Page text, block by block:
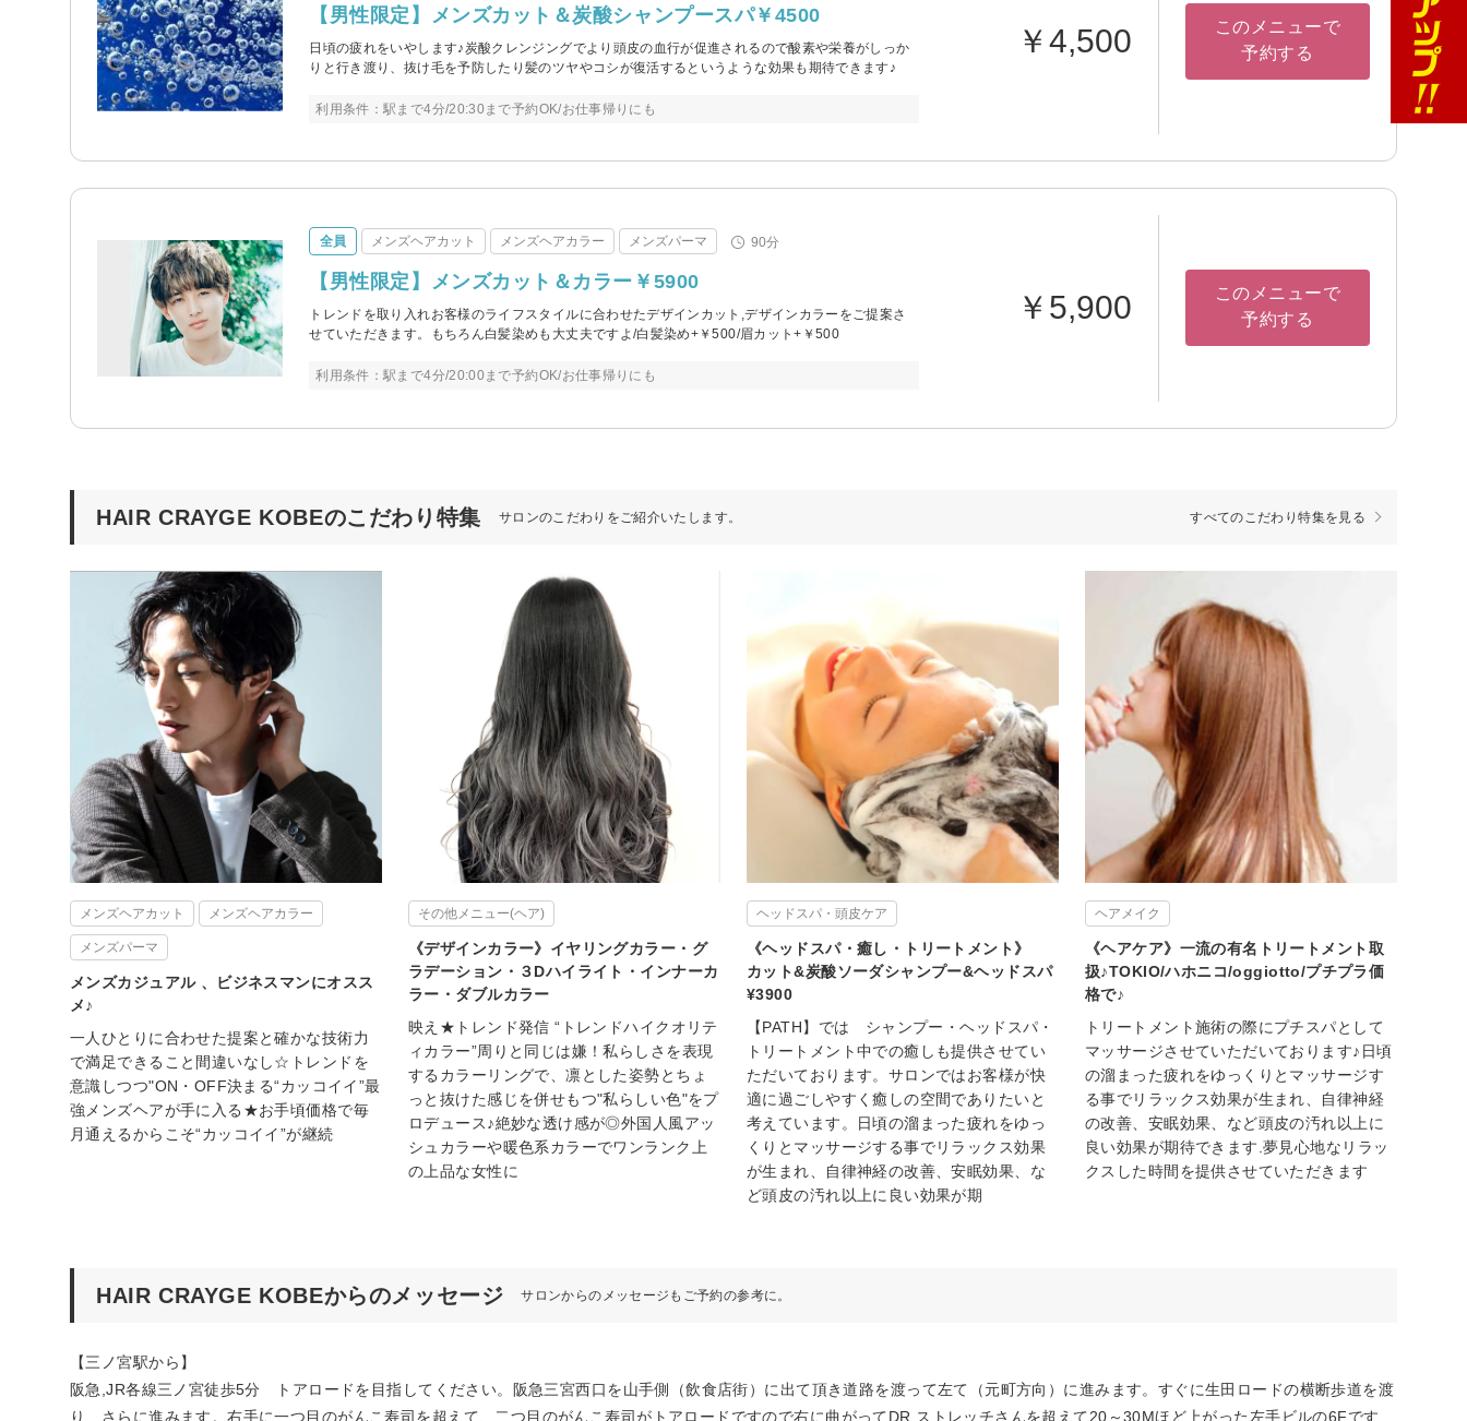
【男性限定】メンズカット＆炭酸シャンプースパ￥4500
日頃の疲れをいやします♪炭酸クレンジングでより頭皮の血行が促進されるので酸素や栄養がしっか
りと行き渡り、抜け毛を予防したり髪のツヤやコシが復活するというような効果も期待できます♪
利用条件：駅まで4分/20:30まで予約OK/お仕事帰りにも
￥4,500
このメニューで
予約する
全員 メンズヘアカット メンズヘアカラー メンズパーマ 90分
【男性限定】メンズカット＆カラー￥5900
トレンドを取り入れお客様のライフスタイルに合わせたデザインカット,デザインカラーをご提案さ
せていただきます。もちろん白髪染めも大丈夫ですよ/白髪染め+￥500/眉カット+￥500
利用条件：駅まで4分/20:00まで予約OK/お仕事帰りにも
￥5,900
このメニューで
予約する
HAIR CRAYGE KOBEのこだわり特集 サロンのこだわりをご紹介いたします。 すべてのこだわり特集を見る
メンズヘアカット メンズヘアカラー
メンズパーマ
メンズカジュアル 、ビジネスマンにオスス
メ♪
一人ひとりに合わせた提案と確かな技術力
で満足できること間違いなし☆トレンドを
意識しつつ"ON・OFF決まる“カッコイイ”最
強メンズヘアが手に入る★お手頃価格で毎
月通えるからこそ“カッコイイ”が継続
その他メニュー(ヘア)
《デザインカラー》イヤリングカラー・グ
ラデーション・３Dハイライト・インナーカ
ラー・ダブルカラー
映え★トレンド発信 “トレンドハイクオリテ
ィカラー”周りと同じは嫌！私らしさを表現
するカラーリングで、凛とした姿勢とちょ
っと抜けた感じを併せもつ"私らしい色"をプ
ロデュース♪絶妙な透け感が◎外国人風アッ
シュカラーや暖色系カラーでワンランク上
の上品な女性に
ヘッドスパ・頭皮ケア
《ヘッドスパ・癒し・トリートメント》
カット&炭酸ソーダシャンプー&ヘッドスパ
¥3900
【PATH】では シャンプー・ヘッドスパ・
トリートメント中での癒しも提供させてい
ただいております。サロンではお客様が快
適に過ごしやすく癒しの空間でありたいと
考えています。日頃の溜まった疲れをゆっ
くりとマッサージする事でリラックス効果
が生まれ、自律神経の改善、安眠効果、な
ど頭皮の汚れ以上に良い効果が期
ヘアメイク
《ヘアケア》一流の有名トリートメント取
扱♪TOKIO/ハホニコ/oggiotto/プチプラ価
格で♪
トリートメント施術の際にプチスパとして
マッサージさせていただいております♪日頃
の溜まった疲れをゆっくりとマッサージす
る事でリラックス効果が生まれ、自律神経
の改善、安眠効果、など頭皮の汚れ以上に
良い効果が期待できます.夢見心地なリラッ
クスした時間を提供させていただきます
HAIR CRAYGE KOBEからのメッセージ サロンからのメッセージもご予約の参考に。
【三ノ宮駅から】
阪急,JR各線三ノ宮徒歩5分 トアロードを目指してください。阪急三宮西口を山手側（飲食店街）に出て頂き道路を渡って左て（元町方向）に進みます。すぐに生田ロードの横断歩道を渡
り、さらに進みます。右手に一つ目のがんこ寿司を超えて、二つ目のがんこ寿司がトアロードですので右に曲がってDR.ストレッチさんを超えて20～30Mほど上がった左手ビルの6Fです